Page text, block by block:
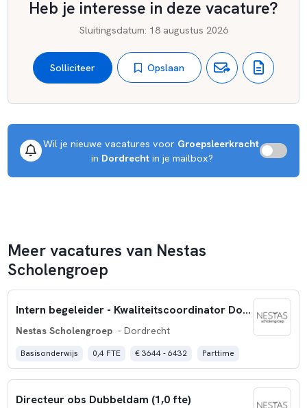
Heb je interesse in deze vacature?
Sluitingsdatum: 18 augustus 2026
Solliciteer Opslaan
Wil je nieuwe vacatures voor Groepsleerkracht
in Dordrecht in je mailbox?
Meer vacatures van Nestas
Scholengroep
Intern begeleider - Kwaliteitscoordinator Don Bosco (0,4 fte)
Nestas Scholengroep - Dordrecht
Basisonderwijs 0,4 FTE € 3644 - 6432 Parttime
Directeur obs Dubbeldam (1,0 fte)